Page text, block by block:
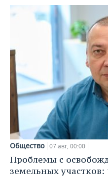
Общество 07 авг, 00:00
Проблемы с
земельных